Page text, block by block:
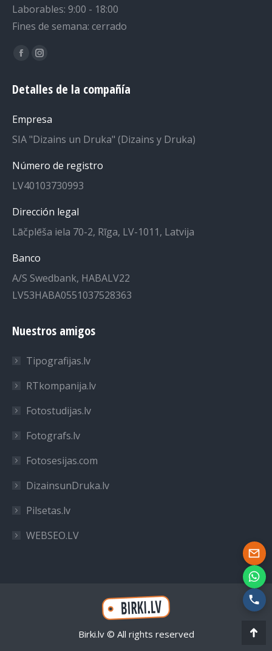
Laborables: 9:00 - 18:00
Fines de semana: cerrado
Encuéntranos en:
La
de
se
abre
una
nueva
La
de
se
abre
una
nueva
Detalles de la compañía
Empresa
SIA "Dizains un Druka" (Dizains y Druka)
Número de registro
LV40103730993
Dirección legal
Lāčplēša iela 70-2, Rīga, LV-1011, Latvija
Banco
A/S Swedbank, HABALV22
LV53HABA0551037528363
Nuestros amigos
Tipografijas.lv
RTkompanija.lv
Fotostudijas.lv
Fotografs.lv
Fotosesijas.com
DizainsunDruka.lv
Pilsetas.lv
WEBSEO.LV
Birki.lv © All rights reserved
Ir